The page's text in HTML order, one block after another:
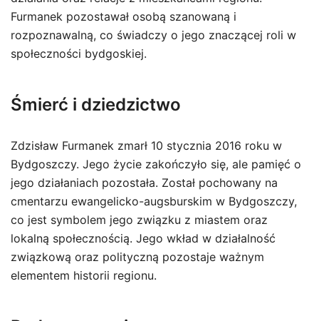
Furmanek pozostawał osobą szanowaną i
rozpoznawalną, co świadczy o jego znaczącej roli w
społeczności bydgoskiej.
Śmierć i dziedzictwo
Zdzisław Furmanek zmarł 10 stycznia 2016 roku w
Bydgoszczy. Jego życie zakończyło się, ale pamięć o
jego działaniach pozostała. Został pochowany na
cmentarzu ewangelicko-augsburskim w Bydgoszczy,
co jest symbolem jego związku z miastem oraz
lokalną społecznością. Jego wkład w działalność
związkową oraz polityczną pozostaje ważnym
elementem historii regionu.